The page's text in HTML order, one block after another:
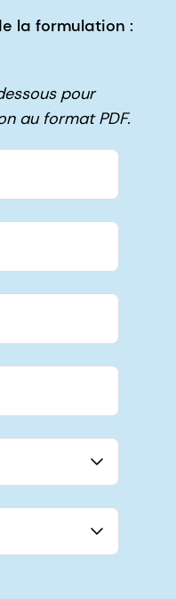
la formulation :
pour
au format PDF.
Francisco, California, US